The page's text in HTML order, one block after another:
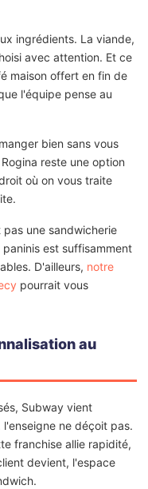
ingrédients. La viande,
avec attention. Et ce
maison offert en fin de
l'équipe pense au
bien sans vous
reste une option
où on vous traite
pas une sandwicherie
est suffisamment
D'ailleurs, notre
pourrait vous
au
Subway vient
ne déçoit pas.
franchise allie rapidité,
devient, l'espace